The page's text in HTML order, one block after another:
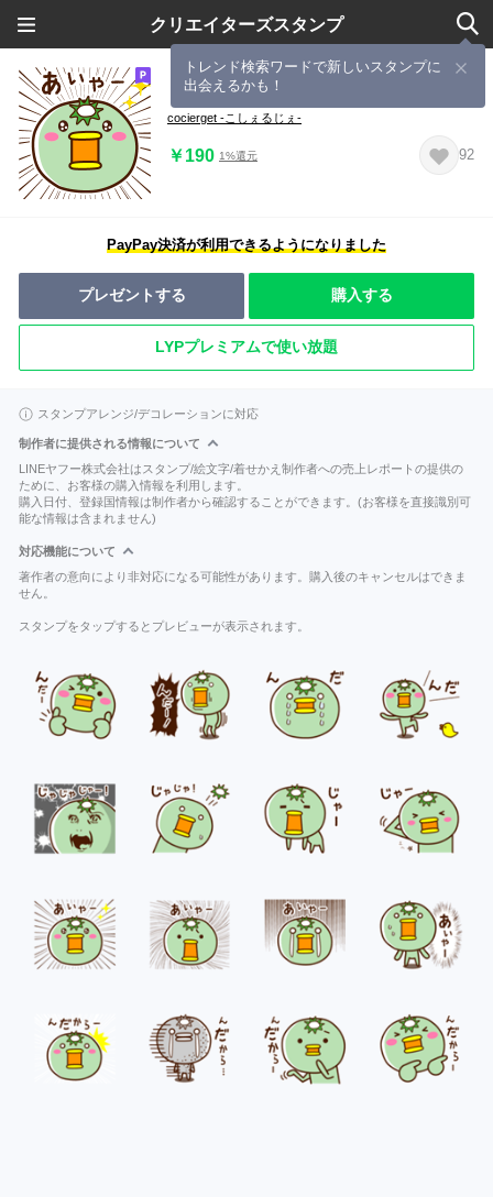
クリエイターズスタンプ
トレンド検索ワードで新しいスタンプに
出会えるかも！
【岩手弁】カッパさん4・あいづち
cocierget -こしぇるじぇ-
￥190 1%還元 92
PayPay決済が利用できるようになりました
プレゼントする 購入する
LYPプレミアムで使い放題
スタンプアレンジ/デコレーションに対応
制作者に提供される情報について
LINEヤフー株式会社はスタンプ/絵文字/着せかえ制作者への売上レポートの提供の
ために、お客様の購入情報を利用します。
購入日付、登録国情報は制作者から確認することができます。(お客様を直接識別可
能な情報は含まれません)
対応機能について
著作者の意向により非対応になる可能性があります。購入後のキャンセルはできま
せん。
スタンプをタップするとプレビューが表示されます。